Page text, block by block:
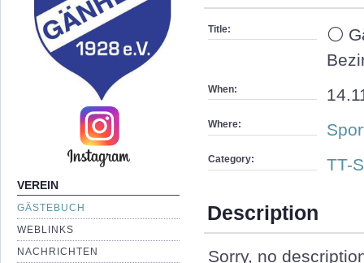
VEREIN
GÄSTEBUCH
WEBLINKS
NACHRICHTEN
Title:
⚪
When:
Where:
Category: TT-
Description
Sorry, no